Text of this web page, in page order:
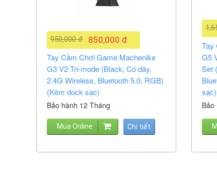
850,000 đ
950,000 đ
Tay Cầm Chơi Game Machenike
G3 V2 Tri-mode (Black, Có dây,
2.4G Wireless, Bluetooth 5.0, RGB)
(Kèm dock sạc)
Bảo hành 12 Tháng
Mua Online Chi tiết
Tay
G5
Set
sạc)
Bảo